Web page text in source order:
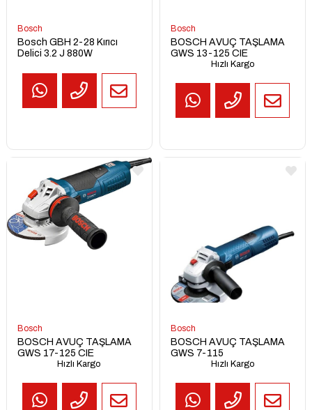
Bosch
Bosch GBH 2-28 Kırıcı
Delici 3.2 J 880W
Bosch
BOSCH AVUÇ TAŞLAMA
GWS 13-125 CIE
Hızlı Kargo
Bosch
BOSCH AVUÇ TAŞLAMA
GWS 17-125 CIE
Hızlı Kargo
Bosch
BOSCH AVUÇ TAŞLAMA
GWS 7-115
Hızlı Kargo